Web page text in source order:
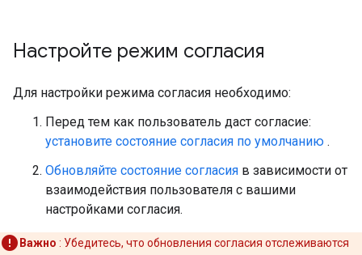
Настройте режим согласия
Для настройки режима согласия необходимо:
Перед тем как пользователь даст согласие:
установите состояние согласия по умолчанию .
Обновляйте состояние согласия в зависимости от
взаимодействия пользователя с вашими
настройками согласия.
Важно : Убедитесь, что обновления согласия отслеживаются